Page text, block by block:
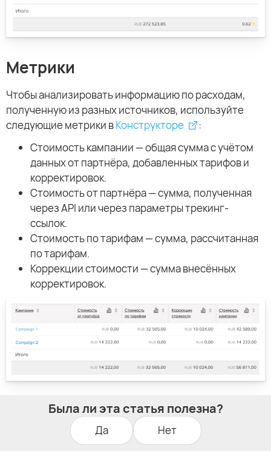
Метрики
Чтобы анализировать информацию по расходам,
полученную из разных источников, используйте
следующие метрики вКонструкторе
:
Стоимость кампании — общая сумма с учётом
данных от партнёра, добавленных тарифов и
корректировок.
Стоимость от партнёра — сумма, полученная
через API или через параметры трекинг-
ссылок.
Стоимость по тарифам — сумма, рассчитанная
по тарифам.
Коррекции стоимости — сумма внесённых
корректировок.
Была ли эта статья полезна?
Да Нет